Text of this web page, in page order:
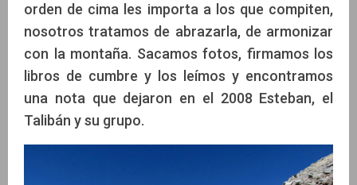
orden de cima les importa a los que compiten,
nosotros tratamos de abrazarla, de armonizar
con la montaña. Sacamos fotos, firmamos los
libros de cumbre y los leímos y encontramos
una nota que dejaron en el 2008 Esteban, el
Talibán y su grupo.